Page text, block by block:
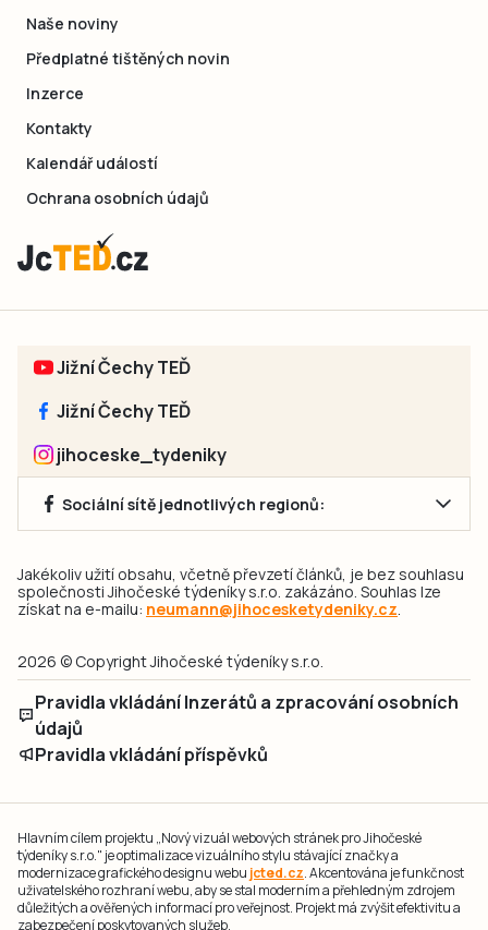
Naše noviny
Předplatné tištěných novin
Inzerce
Kontakty
Kalendář událostí
Ochrana osobních údajů
Jižní Čechy TEĎ
Jižní Čechy TEĎ
jihoceske_tydeniky
Sociální sítě jednotlivých regionů:
Jakékoliv užití obsahu, včetně převzetí článků, je bez souhlasu
společnosti Jihočeské týdeníky s.r.o. zakázáno. Souhlas lze
získat na e-mailu: neumann@jihocesketydeniky.cz.
2026 © Copyright Jihočeské týdeníky s.r.o.
Pravidla vkládání Inzerátů a zpracování osobních
údajů
Pravidla vkládání příspěvků
Hlavním cílem projektu „Nový vizuál webových stránek pro Jihočeské
týdeníky s.r.o." je optimalizace vizuálního stylu stávající značky a
modernizace grafického designu webu jcted.cz. Akcentována je funkčnost
uživatelského rozhraní webu, aby se stal moderním a přehledným zdrojem
důležitých a ověřených informací pro veřejnost. Projekt má zvýšit efektivitu a
zabezpečení poskytovaných služeb.